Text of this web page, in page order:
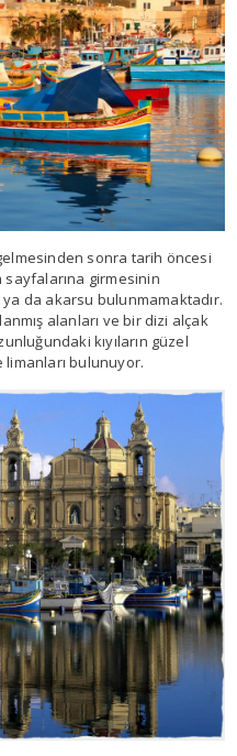
sonra tarih öncesi
sayfalarına girmesinin
ya da akarsu bulunmamaktadır.
alanları ve bir dizi alçak
kıyıların güzel
bulunuyor.